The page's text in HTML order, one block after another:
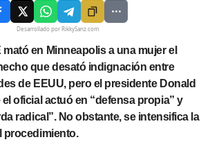
Desarrollado por RikkySanz.com
que desató indignación entre
de EEUU, pero el presidente Donald
oficial actuó en “defensa propia” y
radical”. No obstante, se intensifica la
procedimiento.